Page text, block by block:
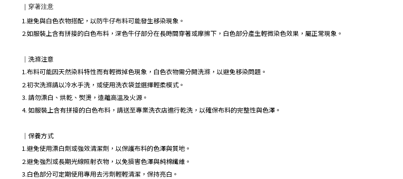
｜ 穿著注意
1.避免與白色衣物搭配，以防牛仔布料可能發生移染現象。
2.如服裝上含有拼接的白色布料，深色牛仔部分在長時間穿著或摩擦下，白色部分產生輕微染色效果，屬正常現象。
｜ 洗滌注意
1.布料可能因天然染料特性而有輕微掉色現象，白色衣物需分開洗滌，以避免移染問題。
2.初次洗滌請以冷水手洗，或使用洗衣袋並選擇輕柔模式。
3. 請勿漂白、烘乾、熨燙，遠離高溫及火源。
4. 如服裝上含有拼接的白色布料，請送至專業洗衣店進行乾洗，以確保布料的完整性與色澤。
｜保養方式
1.避免使用漂白劑或強效清潔劑，以保護布料的色澤與質地。
2.避免強烈或長期光線照射衣物，以免損害色澤與純棉纖維。
3.白色部分可定期使用專用去污劑輕輕清潔，保持亮白。